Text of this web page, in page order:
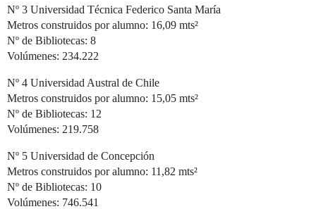
Nº 3 Universidad Técnica Federico Santa María
Metros construidos por alumno: 16,09 mts²
Nº de Bibliotecas: 8
Volúmenes: 234.222
Nº 4 Universidad Austral de Chile
Metros construidos por alumno: 15,05 mts²
Nº de Bibliotecas: 12
Volúmenes: 219.758
Nº 5 Universidad de Concepción
Metros construidos por alumno: 11,82 mts²
Nº de Bibliotecas: 10
Volúmenes: 746.541